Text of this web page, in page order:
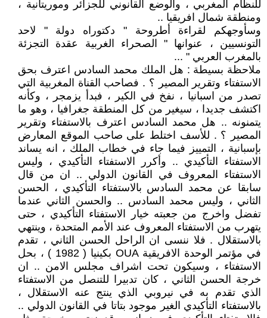
للنظام المغربي ، والوضع القانوني للجزائر وموريتانية ،
ومنطقة شمال افريقيا ..
وسأوجهكم لقراءة أطروحة " دكتوراه دولة " لاحد
التونسيين ، عنوانها " الصحراء الغربية عقدة التجزئة
بالمغرب العربي " ...
ملاحظة بسيطة : هل الملك محمد السادس اعترف بحق
الاستفتاء وتقرير المصير ؟ . فصاحب القناة المغربية التي
تصدر من اسبانيا ، نفخ في الكير ، فبدأ يزمجر ، وكأنه
اكتشف جديدا ، سيغير من كل المنطقة جغرافيا ، وهو ما
يتمنونه .. هل محمد السادس اعترف بالاستفتاء وتقرير
المصير ؟ . للأسف اختلط على صاحب الموقع المعارض
بإسبانية ، التمييز فيما جاء في خطاب الملك ، انه يساند
الاستفتاء التأكيدي .. وأكرر الاستفتاء التأكيدي ، وليس
الاستفتاء المعروف في القانون الدولي .. ان من قال
سابقا عن محمد السادس بالاستفتاء التأكيدي ، الحسن
الثاني ، وليس محمد السادس .. والحسن الثاني عندما
تفضل واخرج من جعبته خيار الاستفتاء التأكيدي ، حتى
يتهرب من الاستفتاء المعروف عند الأمم المتحدة ، وينتهي
بالاستقلال . فلا ننسى ان الراحل الحسن الثاني ، تقدم
في مؤتمر الوحدة الافريقية OUA بكينيا ( 1982 ) ، بحل
الاستفتاء ، وسيكون تحت اشراف مجلس الامن .. ان
خرجة الحسن الثاني ، كان تدبيرا للتنصل من الاستفتاء
الذي تقدم به في نيروبي الذي ينتج عنه الاستقلال ،
بالاستفتاء التأكيدي الغير موجود بتاتا في القانون الدولي ..